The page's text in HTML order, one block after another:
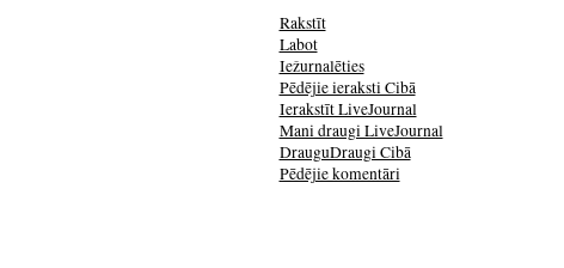
Rakstīt
Labot
Iežurnalēties
Pēdējie ieraksti Cibā
Ierakstīt LiveJournal
Mani draugi LiveJournal
DrauguDraugi Cibā
Pēdējie komentāri